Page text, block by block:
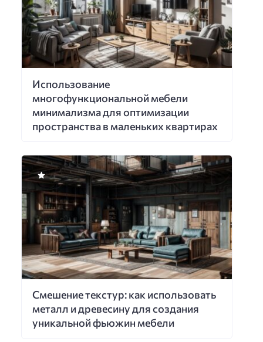
Использование
многофункциональной мебели
минимализма для оптимизации
пространства в маленьких квартирах
Смешение текстур: как использовать
металл и древесину для создания
уникальной фьюжин мебели